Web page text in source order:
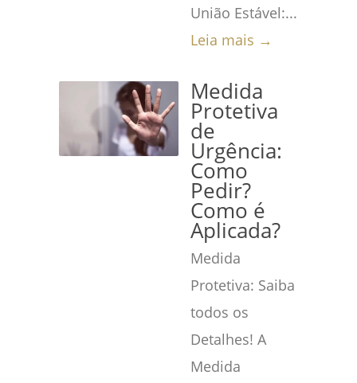
União Estável:...
Leia mais →
Medida
Protetiva
de
Urgência:
Como
Pedir?
Como é
Aplicada?
Medida
Protetiva: Saiba
todos os
Detalhes! A
Medida